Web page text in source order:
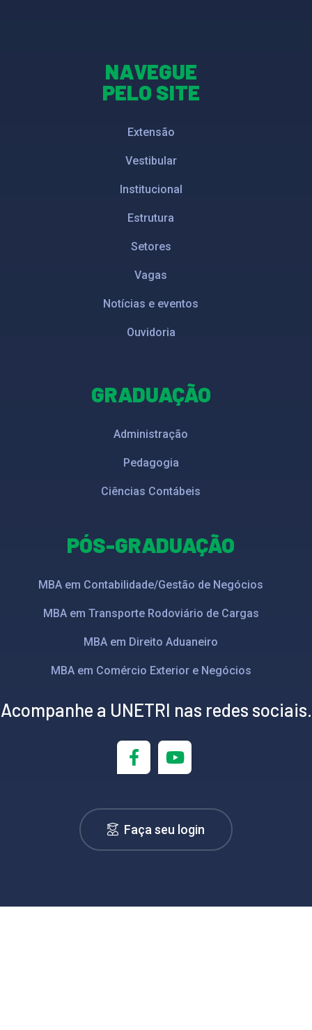
NAVEGUE
PELO SITE
Extensão
Vestibular
Institucional
Estrutura
Setores
Vagas
Notícias e eventos
Ouvidoria
GRADUAÇÃO
Administração
Pedagogia
Ciências Contábeis
PÓS-GRADUAÇÃO
MBA em Contabilidade/Gestão de Negócios
MBA em Transporte Rodoviário de Cargas
MBA em Direito Aduaneiro
MBA em Comércio Exterior e Negócios
Acompanhe a UNETRI nas redes sociais.
Faça seu login